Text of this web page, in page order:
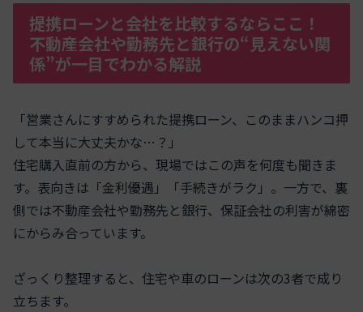
提携ローンと会社を比較するならここ！
不動産会社や勤務先と銀行の“見えない関
係”が一目でわかる解説
「営業さんにすすめられた提携ローン、このままハンコ押
して本当に大丈夫かな…？」
住宅購入直前の方から、現場ではこの声を何度も聞きま
す。表向きは「金利優遇」「手続きがラク」。一方で、裏
側では不動産会社や勤務先と銀行、保証会社の利害が綿密
にからみ合っています。
ざっくり整理すると、住宅や車のローンは次の3者で成り
立ちます。